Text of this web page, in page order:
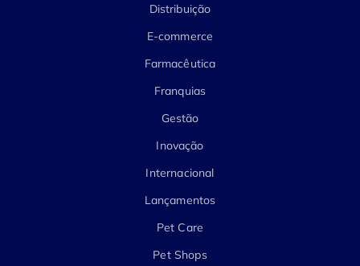
Distribuição
E-commerce
Farmacêutica
Franquias
Gestão
Inovação
Internacional
Lançamentos
Pet Care
Pet Shops